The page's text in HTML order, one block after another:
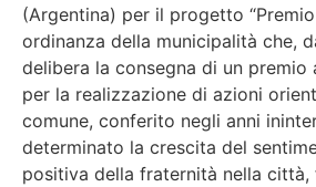
(Argentina) per il progetto “Premio
ordinanza della municipalità che,
delibera la consegna di un premio
per la realizzazione di azioni
comune, conferito negli anni
determinato la crescita del
positiva della fraternità nella città,